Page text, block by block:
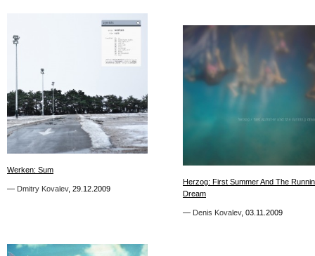
Werken: Sum
— Dmitry Kovalev, 29.12.2009
4
Werken: Sum
— Dmitry Kovalev, 29.12.2009
Herzog: First Summer And The
Dream
— Denis Kovalev, 03.11.2009
Herzog: First Summer And The
Dream
— Denis Kovalev, 03.11.2009